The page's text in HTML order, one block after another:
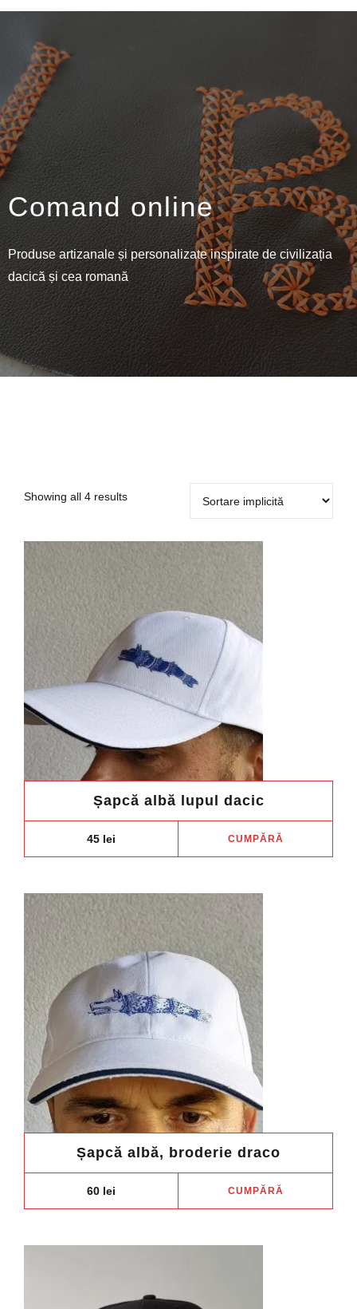
Comand online
Produse artizanale și personalizate inspirate de civilizația
dacică și cea romană
Showing all 4 results
Șapcă albă lupul dacic
45 lei CUMPĂRĂ
Șapcă albă, broderie draco
60 lei CUMPĂRĂ